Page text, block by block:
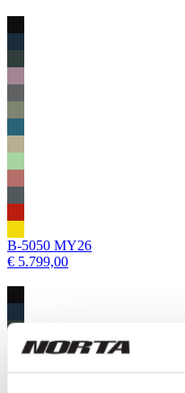
B-5050 MY26
€ 5.799,00